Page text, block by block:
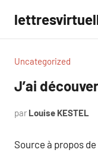
contenu
Uncategorized
J’ai
par Louise KESTEL
Source à propos de